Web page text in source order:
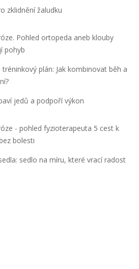
zklidnění žaludku
Pohled ortopeda aneb klouby
pohyb
plán: Jak kombinovat běh a
jedů a podpoří výkon
- pohled fyzioterapeuta 5 cest k
bolesti
sedlo na míru, které vrací radost